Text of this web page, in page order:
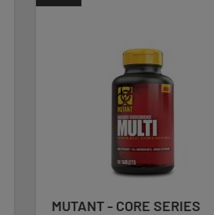
CORE SERIES